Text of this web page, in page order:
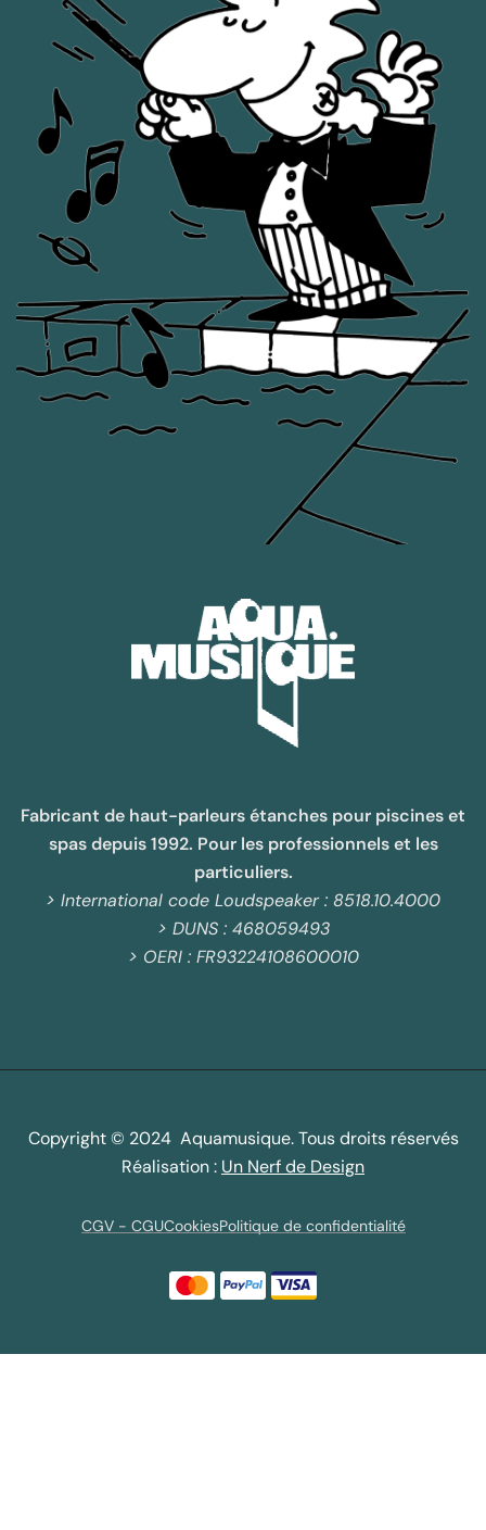
Fabricant de haut-parleurs étanches pour piscines et
spas depuis 1992. Pour les professionnels et les
particuliers.
> International code Loudspeaker : 8518.10.4000
> DUNS : 468059493
> OERI : FR93224108600010
Copyright © 2024 Aquamusique. Tous droits réservés
Réalisation : Un Nerf de Design
CGV - CGUCookiesPolitique de confidentialité